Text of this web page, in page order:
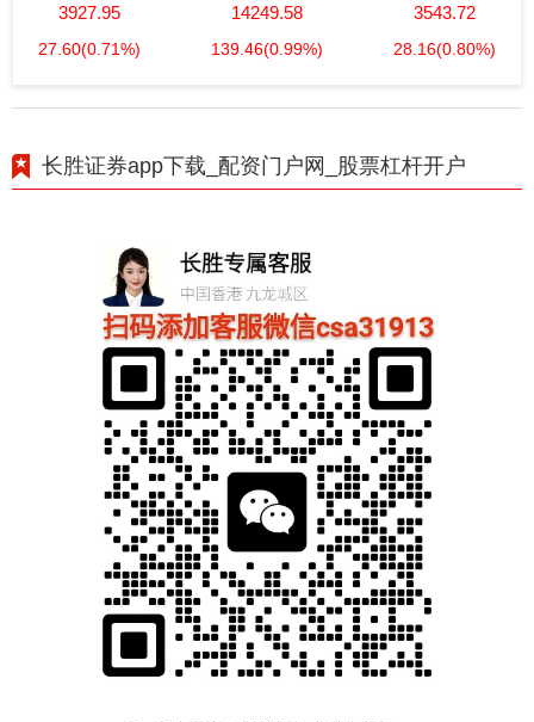
3927.95
27.60(0.71%)
14249.58
139.46(0.99%)
3543.72
28.16(0.80%)
长胜证券app下载_配资门户网_股票杠杆开户